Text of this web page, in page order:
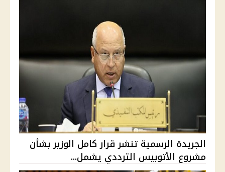
الجريدة الرسمية تنشر قرار كامل الوزير بشأن
مشروع الأتوبيس الترددي يشمل...